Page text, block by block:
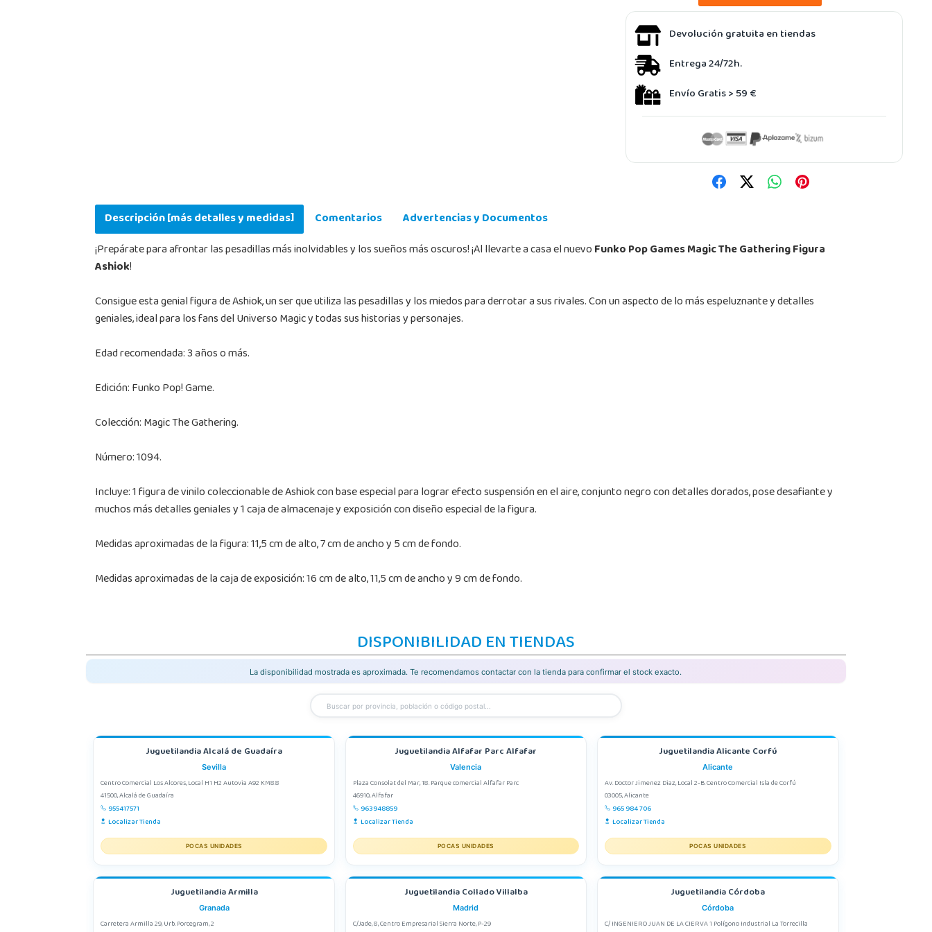
Devolución gratuita en tiendas
Entrega 24/72h.
Envío Gratis > 59 €
Descripción [más detalles y medidas] Comentarios
Advertencias y Documentos
¡Prepárate para afrontar las pesadillas más inolvidables y los sueños más oscuros! ¡Al llevarte a casa el nuevoFunko Pop Games Magic The Gathering Figura
Ashiok!
Consigue esta genial figura de Ashiok, un ser que utiliza las pesadillas y los miedos para derrotar a sus rivales. Con un aspecto de lo más espeluznante y detalles
geniales, ideal para los fans del Universo Magic y todas sus historias y personajes.
Edad recomendada: 3 años o más.
Edición: Funko Pop! Game.
Colección: Magic The Gathering.
Número: 1094.
Incluye: 1 figura de vinilo coleccionable de Ashiok con base especial para lograr efecto suspensión en el aire, conjunto negro con detalles dorados, pose desafiante y
muchos más detalles geniales y 1 caja de almacenaje y exposición con diseño especial de la figura.
Medidas aproximadas de la figura: 11,5 cm de alto, 7 cm de ancho y 5 cm de fondo.
Medidas aproximadas de la caja de exposición: 16 cm de alto, 11,5 cm de ancho y 9 cm de fondo.
DISPONIBILIDAD EN TIENDAS
La disponibilidad mostrada es aproximada. Te recomendamos contactar con la tienda para confirmar el stock exacto.
Juguetilandia Alcalá de Guadaíra
Sevilla
Centro Comercial Los Alcores, Local H1 H2 Autovia A92 KM8.8
41500, Alcalá de Guadaíra
955417571
Localizar Tienda
POCAS UNIDADES
Juguetilandia Alfafar Parc Alfafar
Valencia
Plaza Consolat del Mar, 18. Parque comercial Alfafar Parc
46910, Alfafar
963948859
Localizar Tienda
POCAS UNIDADES
Juguetilandia Alicante Corfú
Alicante
Av. Doctor Jimenez Diaz, Local 2-B. Centro Comercial Isla de Corfú
03005, Alicante
965 984 706
Localizar Tienda
POCAS UNIDADES
Juguetilandia Armilla
Granada
Carretera Armilla 29, Urb. Porcegram, 2
Juguetilandia Collado Villalba
Madrid
C/Jade, 8, Centro Empresarial Sierra Norte, P-29
Juguetilandia Córdoba
Córdoba
C/ INGENIERO JUAN DE LA CIERVA 1 Polígono Industrial La Torrecilla